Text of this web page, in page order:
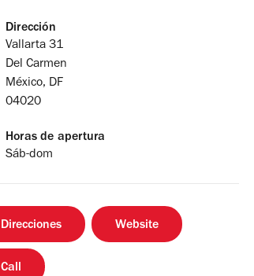
Dirección
Vallarta 31
Del Carmen
México, DF
04020
Horas de apertura
Sáb-dom
Direcciones Website
Call